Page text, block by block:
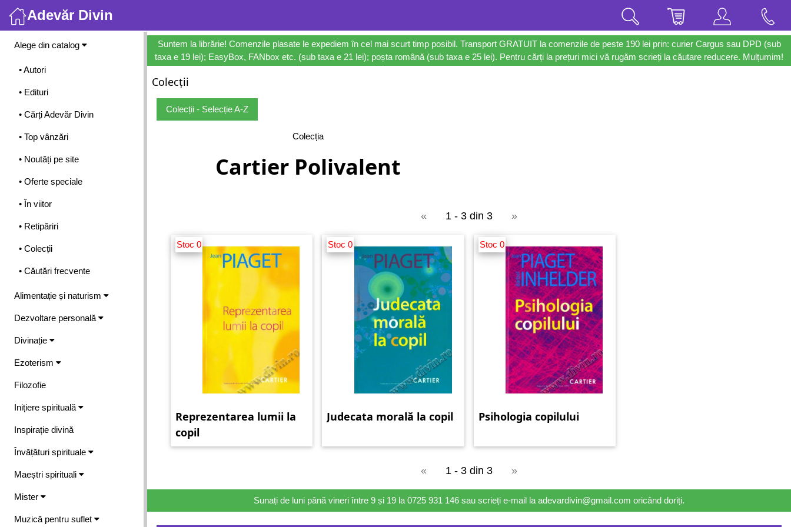
Adevăr Divin
Meniu
Alege din catalog
• Autori
• Edituri
• Cărți Adevăr Divin
• Top vânzări
• Noutăți pe site
• Oferte speciale
• În viitor
• Retipăriri
• Colecții
• Căutări frecvente
Alimentație și naturism
Dezvoltare personală
Divinație
Ezoterism
Filozofie
Inițiere spirituală
Inspirație divină
Învățături spirituale
Maeștri spirituali
Mister
Muzică pentru suflet
Suntem la librărie! Comenzile plasate le expediem în cel mai scurt timp posibil. Transport GRATUIT la comenzile de peste 190 lei prin: curier Cargus sau DPD (sub
taxa e 19 lei); EasyBox, FANbox etc. (sub taxa e 21 lei); poșta română (sub taxa e 25 lei). Pentru cărți la prețuri mici vă rugăm scrieți la căutare reducere. Mulțumim!
Colecții
Colecții - Selecție A-Z
Colecția
Cartier Polivalent
« 1 - 3 din 3 »
Stoc 0
Reprezentarea lumii la
copil
Stoc 0
Judecata morală la copil
Stoc 0
Psihologia copilului
« 1 - 3 din 3 »
Sunați de luni până vineri între 9 și 19 la 0725 931 146 sau scrieți e-mail la adevardivin@gmail.com oricând doriți.